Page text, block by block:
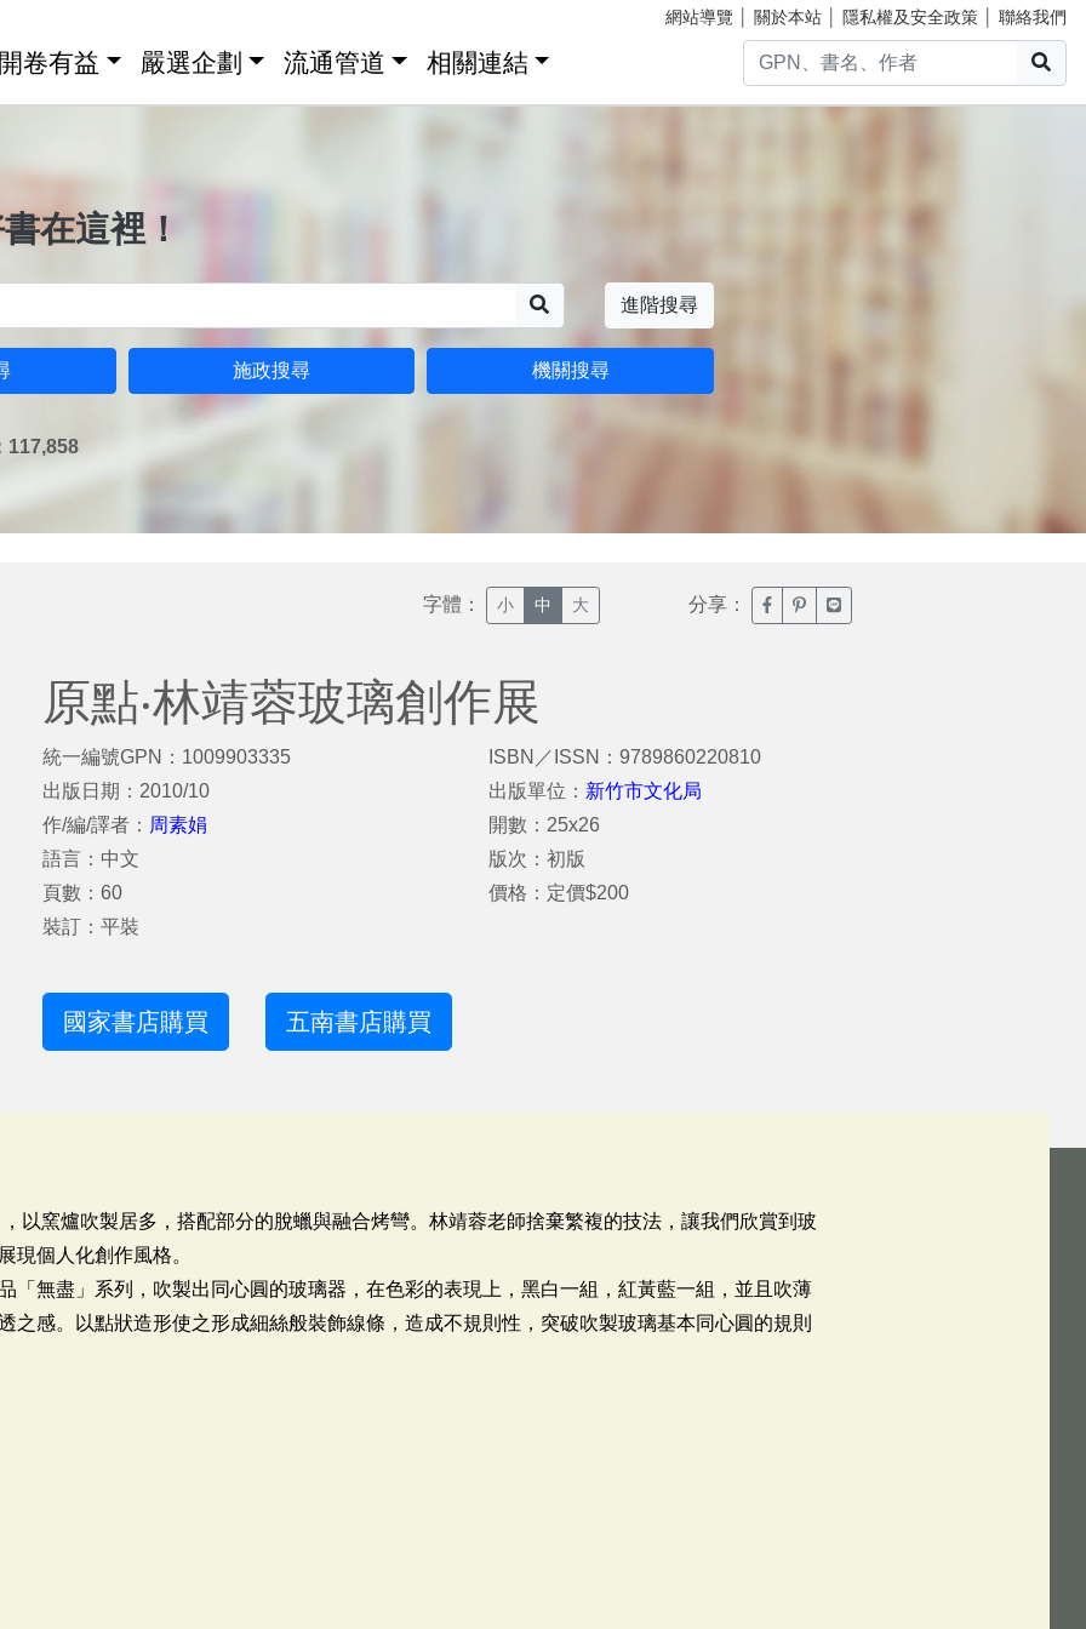
網站導覽 關於本站 隱私權及安全政策 聯絡我們
卷有益 嚴選企劃 流通管道 相關連結
在這裡！
進階搜尋
施政搜尋 機關搜尋
117,858
字體： 小 中 大 分享： 臉書分享(另開新視窗)
噗浪分享(另開新視窗)
Line分享(另開新視窗)
原點‧林靖蓉玻璃創作展
統一編號GPN：1009903335
出版日期：2010/10
作/編/譯者： 周素娟
語言：中文
頁數：60
裝訂：平裝
ISBN／ISSN：9789860220810
出版單位： 新竹市文化局
開數：25x26
版次：初版
價格：定價$200
國家書店購買 五南書店購買
以窯爐吹製居多，搭配部分的脫蠟與融合烤彎。林靖蓉老師捨棄繁複的技法，讓我們欣賞到玻
現個人化創作風格。
「無盡」系列，吹製出同心圓的玻璃器，在色彩的表現上，黑白一組，紅黃藍一組，並且吹薄
之感。以點狀造形使之形成細絲般裝飾線條，造成不規則性，突破吹製玻璃基本同心圓的規則